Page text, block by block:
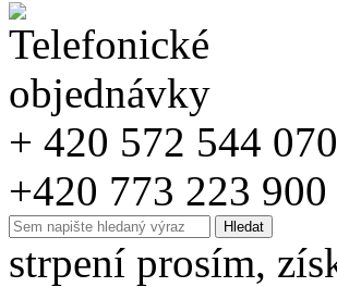
+ 420 572 544 070
+420 773 223 900
strpení prosím,